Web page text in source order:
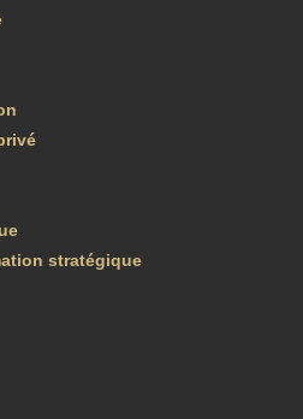
stratégique